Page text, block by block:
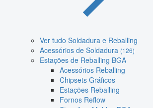
Ver tudo Soldadura e Reballing
Acessórios de Soldadura (126)
Estações de Reballing BGA
Acessórios Reballing
Chipsets Gráficos
Estações Reballing
Fornos Reflow